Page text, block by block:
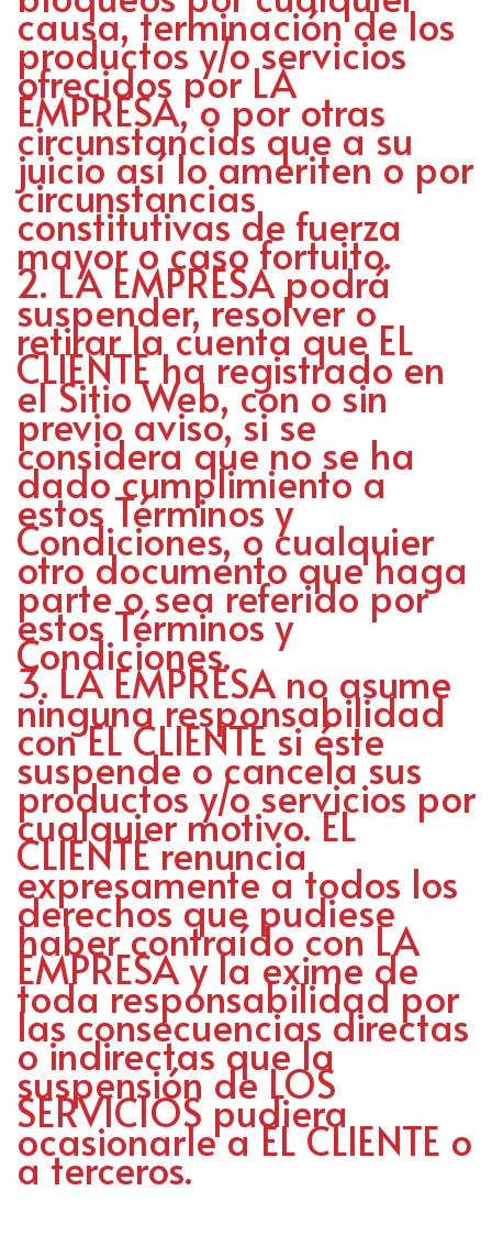
causa, terminación de los
productos y/o servicios
ofrecidos por LA
EMPRESA, o por otras
circunstancias que a su
juicio así lo ameriten o por
circunstancias
constitutivas de fuerza
mayor o caso fortuito.
LA EMPRESA podrá
suspender, resolver o
retirar la cuenta que EL
CLIENTE ha registrado en
el Sitio Web, con o sin
previo aviso, si se
considera que no se ha
dado cumplimiento a
estos Términos y
Condiciones, o cualquier
otro documento que haga
parte o sea referido por
estos Términos y
Condiciones.
LA EMPRESA no asume
ninguna responsabilidad
con EL CLIENTE si éste
suspende o cancela sus
productos y/o servicios por
cualquier motivo. EL
CLIENTE renuncia
expresamente a todos los
derechos que pudiese
haber contraído con LA
EMPRESA y la exime de
toda responsabilidad por
las consecuencias directas
o indirectas que la
suspensión de LOS
SERVICIOS pudiera
ocasionarle a EL CLIENTE o
a terceros.